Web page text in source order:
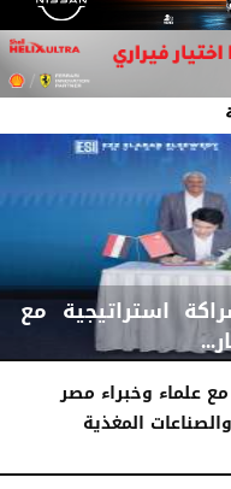
استراتيجية مع
علماء وخبراء مصر
المغذية